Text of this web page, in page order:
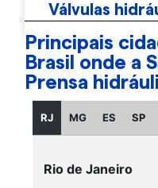
Válvulas
Principais
Brasil onde a
Prensa
RJ MG ES SP
Rio de Janeiro